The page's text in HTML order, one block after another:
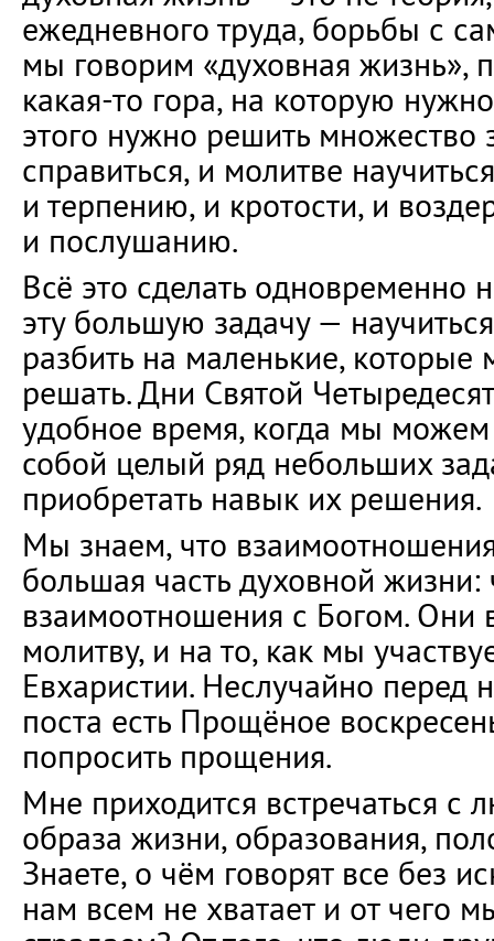
ежедневного труда, борьбы с
мы говорим «духовная жизнь»,
какая-то гора, на которую
этого нужно решить множество
справиться, и молитве
и терпению, и кротости, и
и послушанию.
Всё это сделать одновременно
эту большую задачу —
разбить на маленькие,
решать. Дни Святой
удобное время, когда мы можем
собой целый ряд небольших
приобретать навык их решения.
Мы знаем, что
большая часть духовной
взаимоотношения с Богом. Они
молитву, и на то, как мы
Евхаристии. Неслучайно перед
поста есть Прощёное
попросить прощения.
Мне приходится встречаться с
образа жизни, образования,
Знаете, о чём говорят все без
нам всем не хватает и от чего